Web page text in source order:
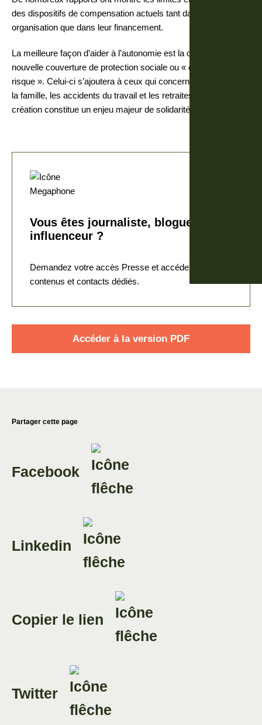
des dispositifs de compensation actuels tant dans leur
organisation que dans leur financement.
La meilleure façon d’aider à l’autonomie est la création d’une
nouvelle couverture de protection sociale ou « cinquième
risque ». Celui-ci s’ajoutera à ceux qui concernent la maladie,
la famille, les accidents du travail et les retraites. Cette
création constitue un enjeu majeur de solidarité
Accéder à la version PDF
Vous êtes journaliste, blogueur,
influenceur ?
Demandez votre accès Presse et accédez à nos
contenus et contacts dédiés.
Partager cette page
Facebook
Linkedin
Copier le lien
Twitter